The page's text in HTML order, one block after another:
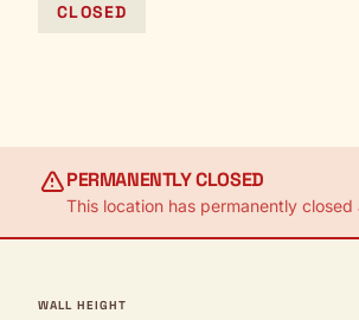
CLOSED
PERMANENTLY CLOSED
This location has permanently
WALL HEIGHT